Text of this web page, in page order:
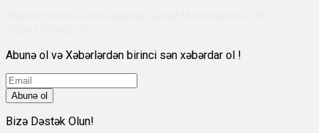
Abunə ol və Xəbərlərdən birinci sən xəbərdar ol !
Abunə ol
Bizə Dəstək Olun!